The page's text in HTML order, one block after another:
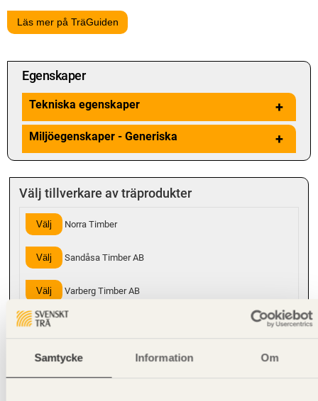
Samtycke Information Om
Läs mer på TräGuiden
Egenskaper
Tekniska egenskaper +
Miljöegenskaper - Generiska +
Välj tillverkare av träprodukter
Välj Norra Timber
Välj Sandåsa Timber AB
Välj Varberg Timber AB
Välj